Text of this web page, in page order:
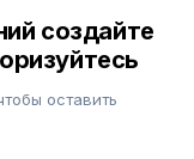
создайте
оставить